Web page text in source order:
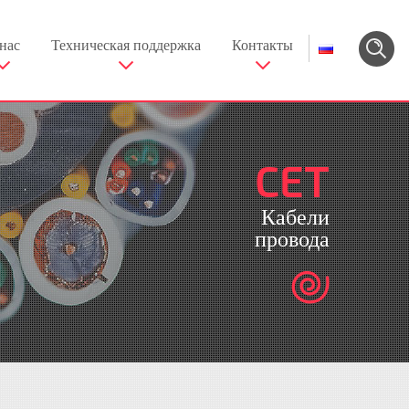
Техническая поддержка Контакты
CET
Кабели
провода